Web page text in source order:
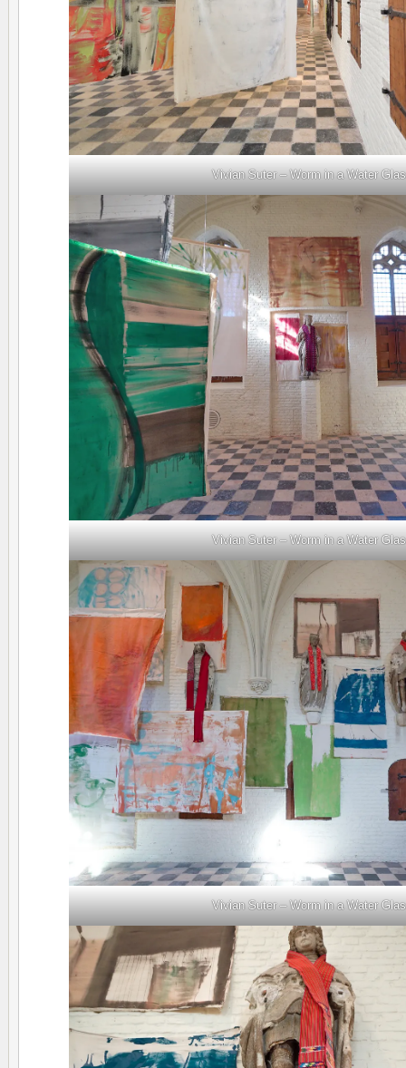
Vivian Suter – Worm in a Water
Vivian Suter – Worm in a Water
Vivian Suter – Worm in a Water